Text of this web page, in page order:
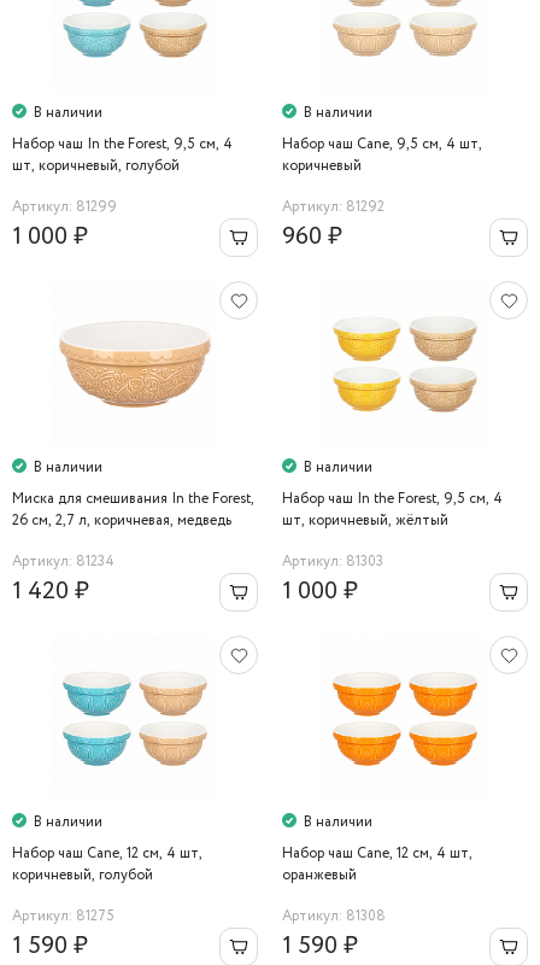
В наличии
Набор чаш In the Forest, 9,5 см, 4
шт, коричневый, голубой
Артикул: 81299
1 000 ₽
В наличии
Набор чаш Cane, 9,5 см, 4 шт,
коричневый
Артикул: 81292
960 ₽
В наличии
Миска для смешивания In the Forest,
26 см, 2,7 л, коричневая, медведь
Артикул: 81234
1 420 ₽
В наличии
Набор чаш In the Forest, 9,5 см, 4
шт, коричневый, жёлтый
Артикул: 81303
1 000 ₽
В наличии
Набор чаш Cane, 12 см, 4 шт,
коричневый, голубой
Артикул: 81275
1 590 ₽
В наличии
Набор чаш Cane, 12 см, 4 шт,
оранжевый
Артикул: 81308
1 590 ₽